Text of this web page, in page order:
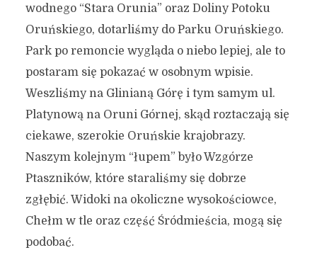
wodnego “Stara Orunia” oraz Doliny Potoku
Oruńskiego, dotarliśmy do Parku Oruńskiego.
Park po remoncie wygląda o niebo lepiej, ale to
postaram się pokazać w osobnym wpisie.
Weszliśmy na Glinianą Górę i tym samym ul.
Platynową na Oruni Górnej, skąd roztaczają się
ciekawe, szerokie Oruńskie krajobrazy.
Naszym kolejnym “łupem” było Wzgórze
Ptaszników, które staraliśmy się dobrze
zgłębić. Widoki na okoliczne wysokościowce,
Chełm w tle oraz część Śródmieścia, mogą się
podobać.